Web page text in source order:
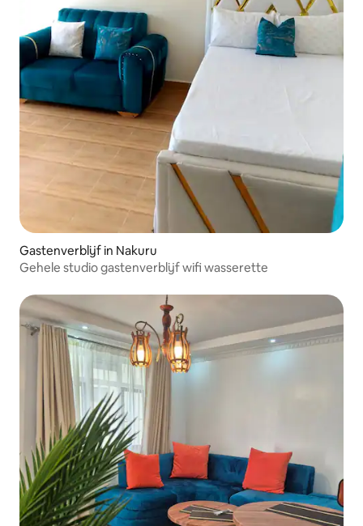
Gastenverblijf in Nakuru
Gehele studio gastenverblijf wifi wasserette